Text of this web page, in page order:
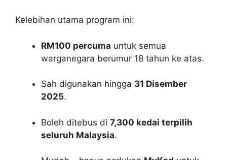
Kelebihan utama program ini:
RM100 percuma untuk semua
warganegara berumur 18 tahun ke atas.
Sah digunakan hingga 31 Disember
2025.
Boleh ditebus di 7,300 kedai terpilih
seluruh Malaysia.